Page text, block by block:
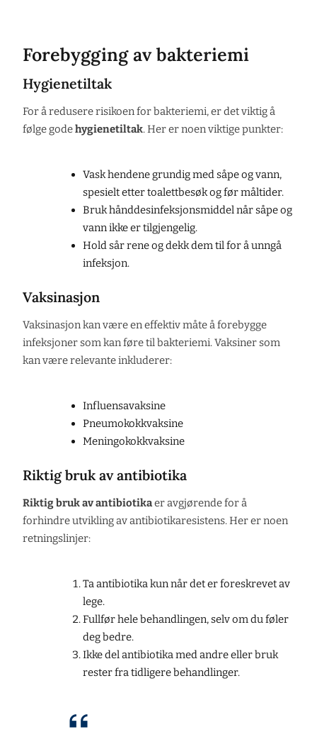
Forebygging av bakteriemi
Hygienetiltak
For å redusere risikoen for bakteriemi, er det viktig å
følge godehygienetiltak. Her er noen viktige punkter:
Vask hendene grundig med såpe og vann,
spesielt etter toalettbesøk og før måltider.
Bruk hånddesinfeksjonsmiddel når såpe og
vann ikke er tilgjengelig.
Hold sår rene og dekk dem til for å unngå
infeksjon.
Vaksinasjon
Vaksinasjon kan være en effektiv måte å forebygge
infeksjoner som kan føre til bakteriemi. Vaksiner som
kan være relevante inkluderer:
Influensavaksine
Pneumokokkvaksine
Meningokokkvaksine
Riktig bruk av antibiotika
Riktig bruk av antibiotikaer avgjørende for å
forhindre utvikling av antibiotikaresistens. Her er noen
retningslinjer:
Ta antibiotika kun når det er foreskrevet av
lege.
Fullfør hele behandlingen, selv om du føler
deg bedre.
Ikke del antibiotika med andre eller bruk
rester fra tidligere behandlinger.